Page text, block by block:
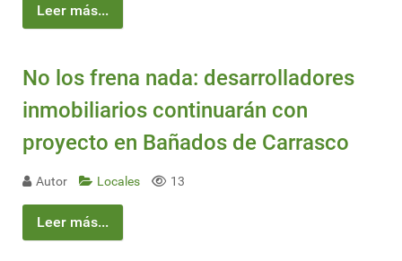
Leer más...
No los frena nada: desarrolladores
inmobiliarios continuarán con
proyecto en Bañados de Carrasco
Autor Locales 13
Leer más...